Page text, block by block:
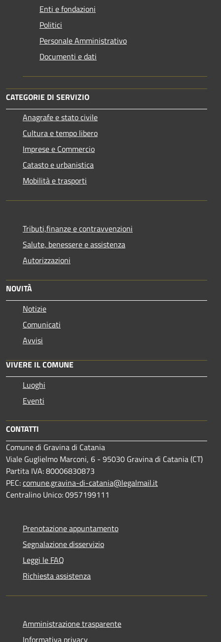
Enti e fondazioni
Politici
Personale Amministrativo
Documenti e dati
CATEGORIE DI SERVIZIO
Anagrafe e stato civile
Cultura e tempo libero
Imprese e Commercio
Catasto e urbanistica
Mobilità e trasporti
Tributi,finanze e contravvenzioni
Salute, benessere e assistenza
Autorizzazioni
NOVITÀ
Notizie
Comunicati
Avvisi
VIVERE IL COMUNE
Luoghi
Eventi
CONTATTI
Comune di Gravina di Catania
Viale Guglielmo Marconi, 6 - 95030 Gravina di Catania (CT)
Partita IVA: 80006830873
PEC:comune.gravina-di-catania@legalmail.it
Centralino Unico: 0957199111
Prenotazione appuntamento
Segnalazione disservizio
Leggi le FAQ
Richiesta assistenza
Amministrazione trasparente
Informativa privacy